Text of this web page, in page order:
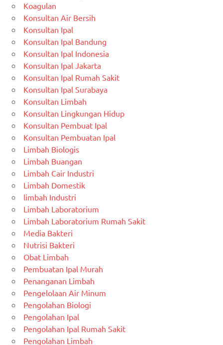
Koagulan
Konsultan Air Bersih
Konsultan Ipal
Konsultan Ipal Bandung
Konsultan Ipal Indonesia
Konsultan Ipal Jakarta
Konsultan Ipal Rumah Sakit
Konsultan Ipal Surabaya
Konsultan Limbah
Konsultan Lingkungan Hidup
Konsultan Pembuat Ipal
Konsultan Pembuatan Ipal
Limbah Biologis
Limbah Buangan
Limbah Cair Industri
Limbah Domestik
limbah Industri
Limbah Laboratorium
Limbah Laboratorium Rumah Sakit
Media Bakteri
Nutrisi Bakteri
Obat Limbah
Pembuatan Ipal Murah
Penanganan Limbah
Pengelolaan Air Minum
Pengolahan Biologi
Pengolahan Ipal
Pengolahan Ipal Rumah Sakit
Pengolahan Limbah